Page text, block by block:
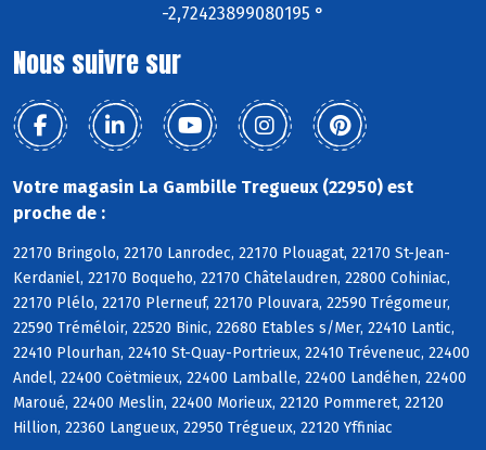
-2,72423899080195 °
Nous suivre sur
Votre magasin La Gambille Tregueux (22950) est
proche de :
22170 Bringolo, 22170 Lanrodec, 22170 Plouagat, 22170 St-Jean-
Kerdaniel, 22170 Boqueho, 22170 Châtelaudren, 22800 Cohiniac,
22170 Plélo, 22170 Plerneuf, 22170 Plouvara, 22590 Trégomeur,
22590 Tréméloir, 22520 Binic, 22680 Etables s/Mer, 22410 Lantic,
22410 Plourhan, 22410 St-Quay-Portrieux, 22410 Tréveneuc, 22400
Andel, 22400 Coëtmieux, 22400 Lamballe, 22400 Landéhen, 22400
Maroué, 22400 Meslin, 22400 Morieux, 22120 Pommeret, 22120
Hillion, 22360 Langueux, 22950 Trégueux, 22120 Yffiniac